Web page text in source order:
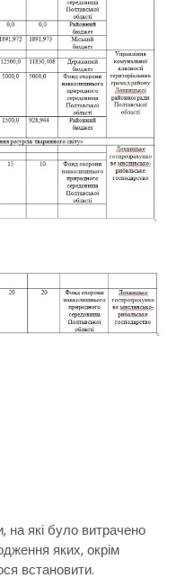
на які було витрачено
яких, окрім
встановити.